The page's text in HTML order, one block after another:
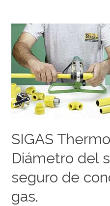
SIGAS
Diámetro del
seguro de
gas.
SIGAS
Thermofusión.
Nuevo
Diámetro
del
sistema
más
seguro
conducción
de
gas.